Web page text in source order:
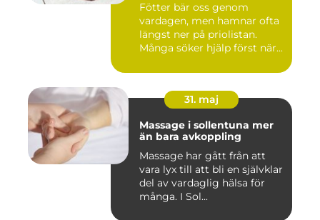
Fötter bär oss genom
vardagen, men hamnar ofta
längst ner på priolistan.
Många söker hjälp först när...
31. maj
Massage i sollentuna mer
än bara avkoppling
Massage har gått från att
vara lyx till att bli en självklar
del av vardaglig hälsa för
många. I Sol...